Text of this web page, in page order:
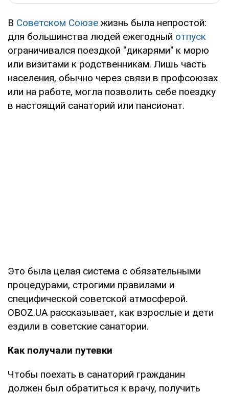
В Советском Союзе жизнь была непростой:
для большинства людей ежегодный отпуск
ограничивался поездкой "дикарями" к морю
или визитами к родственникам. Лишь часть
населения, обычно через связи в профсоюзах
или на работе, могла позволить себе поездку
в настоящий санаторий или пансионат.
Это была целая система с обязательными
процедурами, строгими правилами и
специфической советской атмосферой.
OBOZ.UA рассказывает, как взрослые и дети
ездили в советские санатории.
Как получали путевки
Чтобы поехать в санаторий гражданин
должен был обратиться к врачу, получить